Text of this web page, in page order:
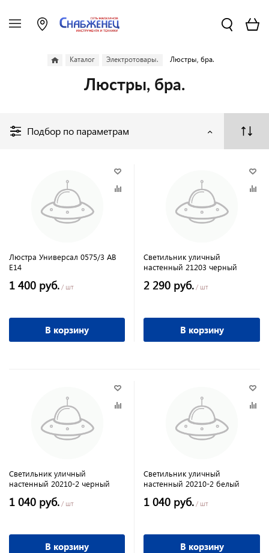
Каталог Электротовары. Люстры, бра.
Люстры, бра.
Подбор по параметрам
Люстра Универсал 0575/3 АВ
Е14
1 400 руб. / шт
В корзину
Светильник уличный
настенный 21203 черный
2 290 руб. / шт
В корзину
Светильник уличный
настенный 20210-2 черный
1 040 руб. / шт
В корзину
Светильник уличный
настенный 20210-2 белый
1 040 руб. / шт
В корзину